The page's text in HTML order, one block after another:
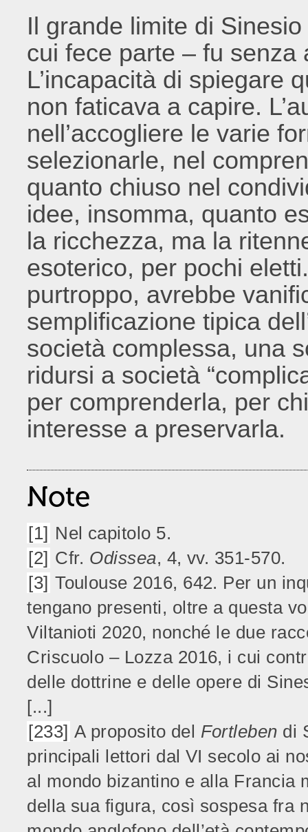
Il grande limite di
cui fece parte – fu
L’incapacità di spiegare
non faticava a capire.
nell’accogliere le varie
selezionarle, nel
quanto chiuso nel
idee, insomma, quanto
la ricchezza, ma la
esoterico, per pochi
purtroppo, avrebbe
semplificazione tipica
società complessa, una
ridursi a società
per comprenderla, per
interesse a preservarla.
Note
[1] Nel capitolo 5.
[2] Cfr. Odissea, 4, vv. 351-570.
[3] Toulouse 2016, 642. Per un
tengano presenti, oltre a questa
Viltanioti 2020, nonché le due
Criscuolo – Lozza 2016, i cui
delle dottrine e delle opere di
[...]
[233] A proposito del Fortleben di
principali lettori dal VI secolo ai
al mondo bizantino e alla Francia
della sua figura, così sospesa fra